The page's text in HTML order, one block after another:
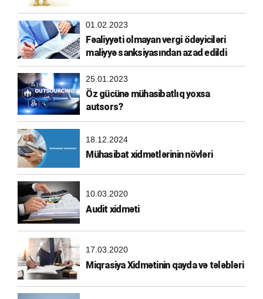
01.02.2023
Fəaliyyəti olmayan vergi ödəyiciləri
maliyyə sanksiyasından azad edildi
25.01.2023
Öz gücünə mühasibatlıq yoxsa
autsors?
18.12.2024
Mühasibat xidmətlərinin növləri
10.03.2020
Audit xidməti
17.03.2020
Miqrasiya Xidmətinin qayda və tələbləri